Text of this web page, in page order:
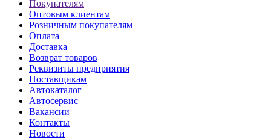
Покупателям
Оптовым клиентам
Розничным покупателям
Оплата
Доставка
Возврат товаров
Реквизиты предприятия
Поставщикам
Автокаталог
Автосервис
Вакансии
Контакты
Новости